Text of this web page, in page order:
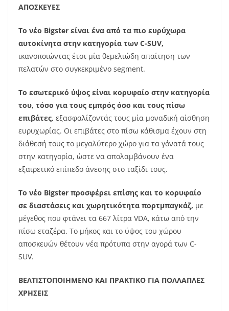
ΑΠΟΣΚΕΥΕΣ
Το νέο Bigster είναι ένα από τα πιο ευρύχωρα
αυτοκίνητα στην κατηγορία των C-SUV,
ικανοποιώντας έτσι μία θεμελιώδη απαίτηση των
πελατών στο συγκεκριμένο segment.
Το εσωτερικό ύψος είναι κορυφαίο στην κατηγορία
του, τόσο για τους εμπρός όσο και τους πίσω
επιβάτες, εξασφαλίζοντάς τους μία μοναδική αίσθηση
ευρυχωρίας. Οι επιβάτες στο πίσω κάθισμα έχουν στη
διάθεσή τους το μεγαλύτερο χώρο για τα γόνατά τους
στην κατηγορία, ώστε να απολαμβάνουν ένα
εξαιρετικό επίπεδο άνεσης στο ταξίδι τους.
Το νέο Bigster προσφέρει επίσης και το κορυφαίο
σε διαστάσεις και χωρητικότητα πορτμπαγκάζ, με
μέγεθος που φτάνει τα 667 λίτρα VDA, κάτω από την
πίσω εταζέρα. Το μήκος και το ύψος του χώρου
αποσκευών θέτουν νέα πρότυπα στην αγορά των C-
SUV.
ΒΕΛΤΙΣΤΟΠΟΙΗΜΕΝΟ ΚΑΙ ΠΡΑΚΤΙΚΟ ΓΙΑ ΠΟΛΛΑΠΛΕΣ
ΧΡΗΣΕΙΣ